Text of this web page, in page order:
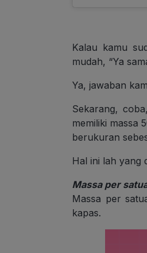
Kalau kamu
mudah, “Ya
Ya, jawaban
Sekarang,
memiliki massa
berukuran
Hal ini lah yang
Massa per
Massa per
kapas.